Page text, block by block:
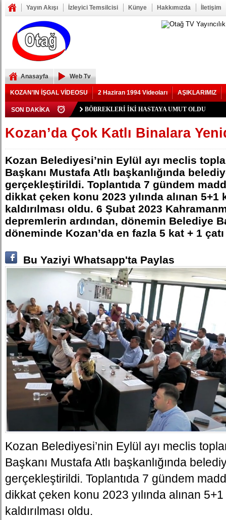
Yayın Akışı İzleyici Temsilcisi Künye Hakkımızda İletişim
Anasayfa Web Tv
KOZAN’IN İŞGAL VİDEOSU 2 Haziran 1994 Videoları AŞIKLARIMIZ
SON DAKİKA BÖBREKLERİ İKİ HASTAYA UMUT OLDU
Kozan’da Çok Katlı Binalara
Kozan Belediyesi’nin Eylül ayı meclis
Başkanı Mustafa Atlı başkanlığında
gerçekleştirildi. Toplantıda 7 gündem
dikkat çeken konu 2023 yılında alınan 5+1
kaldırılması oldu. 6 Şubat 2023
depremlerin ardından, dönemin Belediye
döneminde Kozan’da en fazla 5 kat + 1
Bu Yaziyi Whatsapp'ta Paylas
Kozan Belediyesi’nin Eylül ayı meclis
Başkanı Mustafa Atlı başkanlığında
gerçekleştirildi. Toplantıda 7 gündem
dikkat çeken konu 2023 yılında alınan 5+1
kaldırılması oldu.